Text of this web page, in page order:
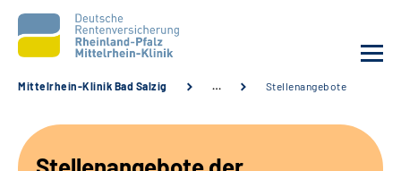
Unsere Angebote
Mittelrhein-Klinik Bad Salzig … Stellenangebote